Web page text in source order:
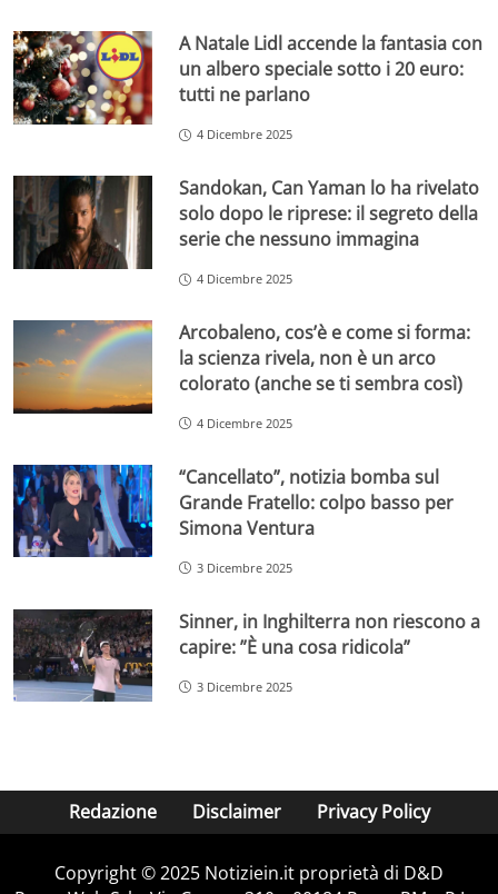
A Natale Lidl accende la fantasia con
un albero speciale sotto i 20 euro:
tutti ne parlano
4 Dicembre 2025
Sandokan, Can Yaman lo ha rivelato
solo dopo le riprese: il segreto della
serie che nessuno immagina
4 Dicembre 2025
Arcobaleno, cos’è e come si forma:
la scienza rivela, non è un arco
colorato (anche se ti sembra così)
4 Dicembre 2025
“Cancellato”, notizia bomba sul
Grande Fratello: colpo basso per
Simona Ventura
3 Dicembre 2025
Sinner, in Inghilterra non riescono a
capire: ”È una cosa ridicola”
3 Dicembre 2025
Redazione Disclaimer Privacy Policy
Copyright © 2025 Notiziein.it proprietà di D&D